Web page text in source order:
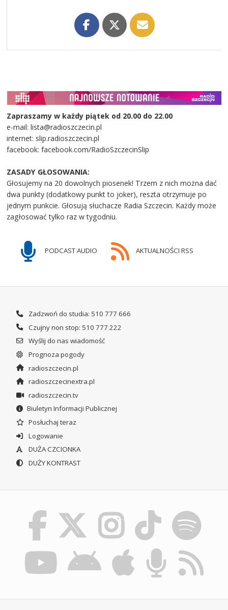
Zapraszamy w każdy piątek od 20.00 do 22.00
e-mail: lista@radioszczecin.pl
internet: slip.radioszczecin.pl
facebook: facebook.com/RadioSzczecinSlip
ZASADY GŁOSOWANIA:
Głosujemy na 20 dowolnych piosenek! Trzem z nich można dać
dwa punkty (dodatkowy punkt to joker), reszta otrzymuje po
jednym punkcie. Głosują słuchacze Radia Szczecin. Każdy może
zagłosować tylko raz w tygodniu.
PODCAST AUDIO AKTUALNOŚCI RSS
Zadzwoń do studia: 510 777 666
Czujny non stop: 510 777 222
Wyślij do nas wiadomość
Prognoza pogody
radioszczecin.pl
radioszczecinextra.pl
radioszczecin.tv
Biuletyn Informacji Publicznej
Posłuchaj teraz
Logowanie
DUŻA CZCIONKA
DUŻY KONTRAST